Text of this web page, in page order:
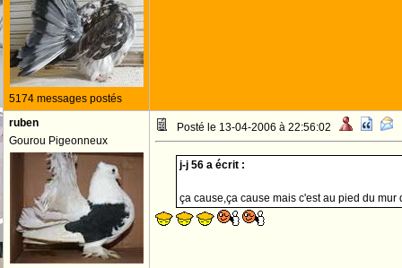
5174 messages postés
ruben
Gourou Pigeonneux
Posté le 13-04-2006 à 22:56:02
j-j 56 a écrit :
ça cause,ça cause mais c'est au pied du